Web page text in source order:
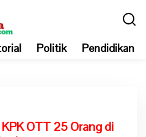
Politik Pendidikan
OTT 25 Orang di